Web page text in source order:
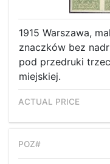
Home page
Current auction
Recent result
Archive
1915 Warszawa,
znaczków bez
pod przedruki
miejskiej.